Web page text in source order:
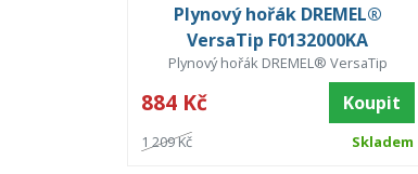
Plynový hořák DREMEL®
VersaTip F0132000KA
Plynový hořák DREMEL® VersaTip
884 Kč Koupit
1 209 Kč Skladem